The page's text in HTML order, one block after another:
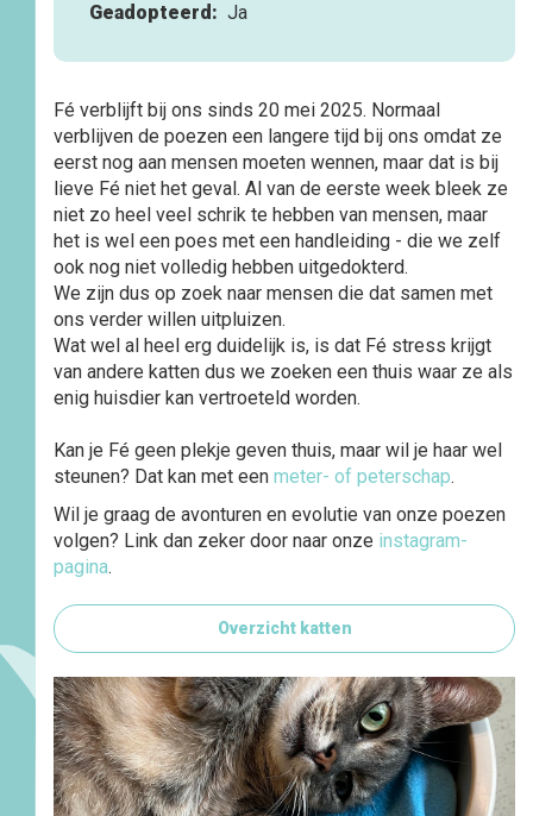
Geadopteerd: Ja
Fé verblijft bij ons sinds 20 mei 2025. Normaal
verblijven de poezen een langere tijd bij ons omdat ze
eerst nog aan mensen moeten wennen, maar dat is bij
lieve Fé niet het geval. Al van de eerste week bleek ze
niet zo heel veel schrik te hebben van mensen, maar
het is wel een poes met een handleiding - die we zelf
ook nog niet volledig hebben uitgedokterd.
We zijn dus op zoek naar mensen die dat samen met
ons verder willen uitpluizen.
Wat wel al heel erg duidelijk is, is dat Fé stress krijgt
van andere katten dus we zoeken een thuis waar ze als
enig huisdier kan vertroeteld worden.
Kan je Fé geen plekje geven thuis, maar wil je haar wel
steunen? Dat kan met een meter- of peterschap.
Wil je graag de avonturen en evolutie van onze poezen
volgen? Link dan zeker door naar onze instagram-
pagina.
Overzicht katten